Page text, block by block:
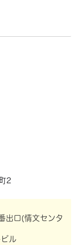
2
口(情文センタ
ル